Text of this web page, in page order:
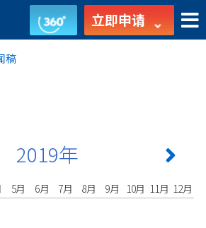
立即申请
稿
2019年
5月 6月 7月 8月 9月 10月 11月 12月